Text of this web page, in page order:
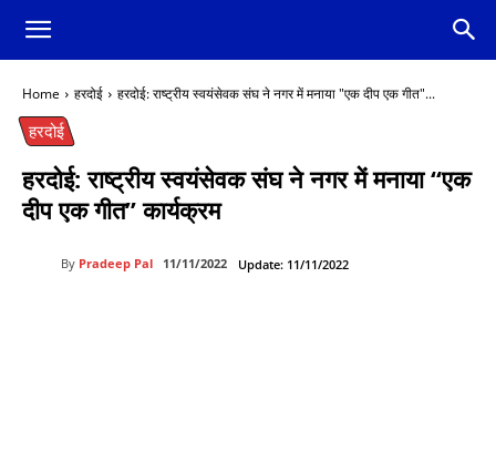
Home हरदोई हरदोई: राष्ट्रीय स्वयंसेवक संघ ने नगर में मनाया "एक दीप एक गीत"...
हरदोई
हरदोई: राष्ट्रीय स्वयंसेवक संघ ने नगर में मनाया “एक
दीप एक गीत” कार्यक्रम
By Pradeep Pal 11/11/2022 Update: 11/11/2022